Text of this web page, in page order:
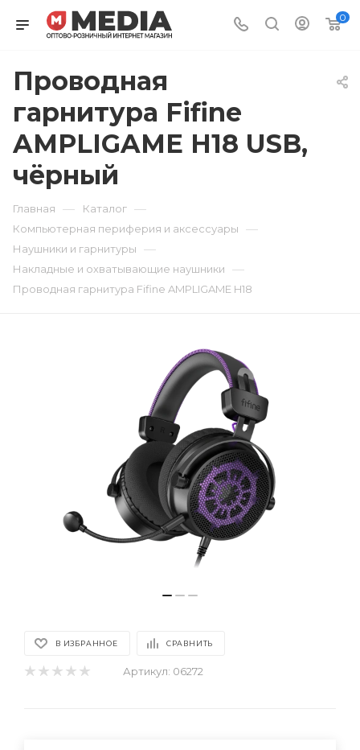
0
Проводная
гарнитура Fifine
AMPLIGAME H18 USB,
чёрный
Главная — Каталог —
Компьютерная периферия и аксессуары —
Наушники и гарнитуры —
Накладные и охватывающие наушники —
Проводная гарнитура Fifine AMPLIGAME H18
В ИЗБРАННОЕ СРАВНИТЬ
Артикул: 06272